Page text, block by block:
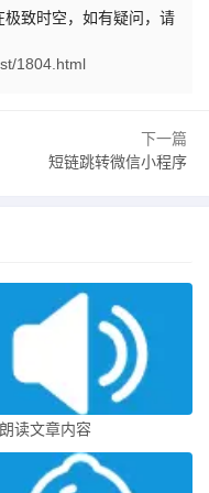
致时空，如有疑问，请
1804.html
下一篇
短链跳转微信小程序
读文章内容